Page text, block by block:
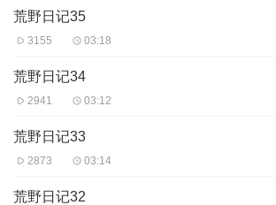
荒野日记35
3155 03:18
荒野日记34
2941 03:12
荒野日记33
2873 03:14
荒野日记32